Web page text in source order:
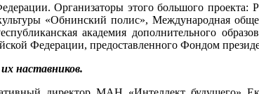
Организаторы этого большого проекта:
«Обнинский полис», Международная
академия дополнительного
Федерации, предоставленного Фондом
наставников.